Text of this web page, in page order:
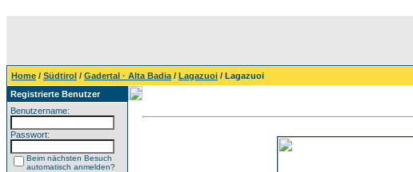
Home / Südtirol / Gadertal · Alta Badia / Lagazuoi / Lagazuoi
Registrierte Benutzer
Benutzername:
Passwort:
Beim nächsten Besuch
automatisch anmelden?